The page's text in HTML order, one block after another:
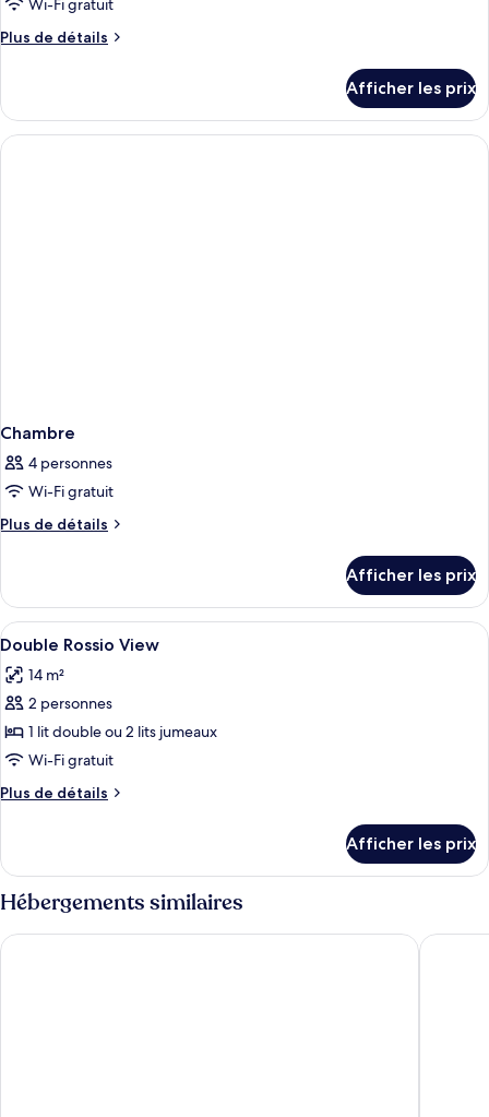
type
de
Double
Wi-Fi gratuit
Plus de détails
Plus
Double
Afficher les prix
Chambre
4 personnes
Wi-Fi gratuit
Plus de détails
Plus
Chambre
Afficher les prix
Afficher
toutes
les
photos
pour
ce
type
de
Double
Rossio
View
Couette en duvet, minibar, coffre-
6
Double Rossio View
14 m²
2 personnes
1 lit double ou 2 lits jumeaux
Wi-Fi gratuit
Plus de détails
Plus
Double
Rossio
View
Afficher les prix
Hébergements similaires
My Story Hotel Tejo Hotel